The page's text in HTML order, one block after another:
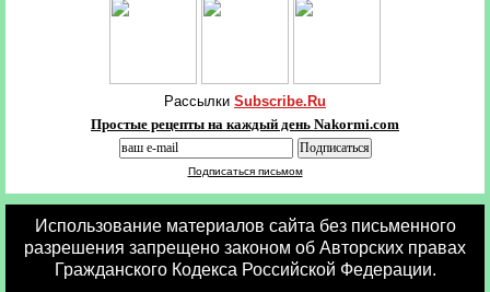
Рассылки Subscribe.Ru
Простые рецепты на каждый день Nakormi.com
Подписаться письмом
Использование материалов сайта без письменного
разрешения запрещено законом об Авторских правах
Гражданского Кодекса Российской Федерации.